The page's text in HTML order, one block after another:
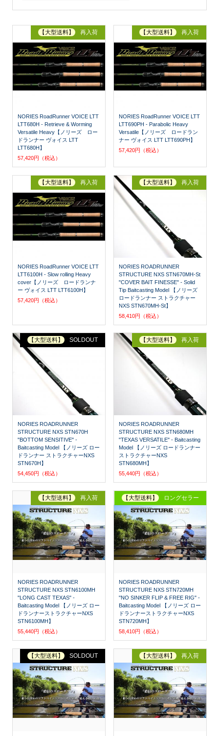
NORIES RoadRunner VOICE LTT
LTT680H - Retrieve & Worming
Versatile Heavy【ノリーズ ロー
ドランナー ヴォイス LTT
LTT680H】
57,420円（税込）
【大型送料】 再入荷
NORIES RoadRunner VOICE LTT
LTT690PH - Parabolic Heavy
Versatile【ノリーズ ロードラン
ナー ヴォイス LTT LTT690PH】
57,420円（税込）
【大型送料】 再入荷
NORIES RoadRunner VOICE LTT
LTT6100H - Slow rolling Heavy
cover【ノリーズ ロードランナ
ー ヴォイス LTT LTT6100H】
57,420円（税込）
【大型送料】 再入荷
NORIES ROADRUNNER
STRUCTURE NXS STN670MH-St
"COVER BAIT FINESSE" - Solid
Tip Baitcasting Model 【ノリーズ
ロードランナー ストラクチャー
NXS STN670MH-St】
58,410円（税込）
【大型送料】 再入荷
NORIES ROADRUNNER
STRUCTURE NXS STN670H
"BOTTOM SENSITIVE" -
Baitcasting Model 【ノリーズ ロー
ドランナー ストラクチャーNXS
STN670H】
54,450円（税込）
【大型送料】 SOLDOUT
NORIES ROADRUNNER
STRUCTURE NXS STN680MH
"TEXAS VERSATILE" - Baitcasting
Model 【ノリーズ ロードランナー
ストラクチャーNXS
STN680MH】
55,440円（税込）
【大型送料】 再入荷
NORIES ROADRUNNER
STRUCTURE NXS STN6100MH
"LONG CAST TEXAS" -
Baitcasting Model 【ノリーズ ロー
ドランナーストラクチャーNXS
STN6100MH】
55,440円（税込）
【大型送料】 再入荷
NORIES ROADRUNNER
STRUCTURE NXS STN720MH
"NO SINKER FLIP & FREE RIG" -
Baitcasting Model 【ノリーズ ロー
ドランナーストラクチャーNXS
STN720MH】
58,410円（税込）
【大型送料】 ロングセラー
【大型送料】 SOLDOUT 【大型送料】 再入荷